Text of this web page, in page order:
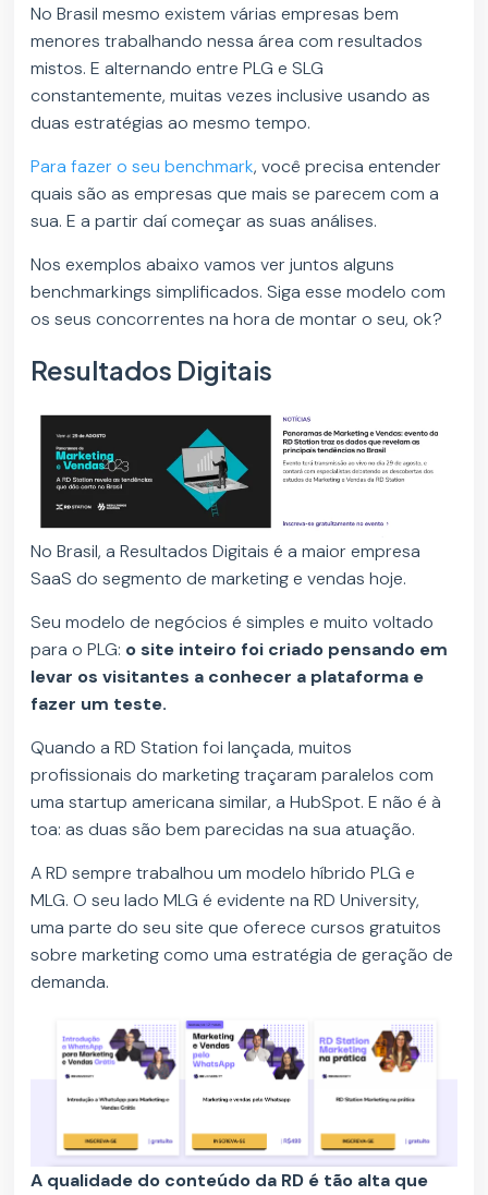
No Brasil mesmo existem várias empresas bem
menores trabalhando nessa área com resultados
mistos. E alternando entre PLG e SLG
constantemente, muitas vezes inclusive usando as
duas estratégias ao mesmo tempo.
Para fazer o seu benchmark, você precisa entender
quais são as empresas que mais se parecem com a
sua. E a partir daí começar as suas análises.
Nos exemplos abaixo vamos ver juntos alguns
benchmarkings simplificados. Siga esse modelo com
os seus concorrentes na hora de montar o seu, ok?
Resultados Digitais
No Brasil, a Resultados Digitais é a maior empresa
SaaS do segmento de marketing e vendas hoje.
Seu modelo de negócios é simples e muito voltado
para o PLG: o site inteiro foi criado pensando em
levar os visitantes a conhecer a plataforma e
fazer um teste.
Quando a RD Station foi lançada, muitos
profissionais do marketing traçaram paralelos com
uma startup americana similar, a HubSpot. E não é à
toa: as duas são bem parecidas na sua atuação.
A RD sempre trabalhou um modelo híbrido PLG e
MLG. O seu lado MLG é evidente na RD University,
uma parte do seu site que oferece cursos gratuitos
sobre marketing como uma estratégia de geração de
demanda.
A qualidade do conteúdo da RD é tão alta que